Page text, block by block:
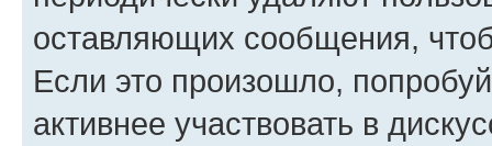
оставляющих сообщения,
Если это произошло,
активнее участвовать в